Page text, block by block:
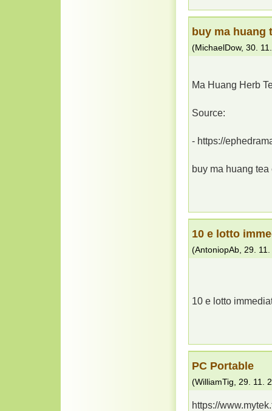
buy ma huang
(MichaelDow, 30.
Ma Huang Herb
Source:
- https://
buy ma huang
10 e lotto
(AntoniopAb 29.
10 e lotto
PC Portable
(WilliamTig 29. 11.
https://